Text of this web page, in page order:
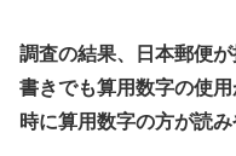
調査の結果、日本郵便
書きでも算用数字の使
時に算用数字の方が読み